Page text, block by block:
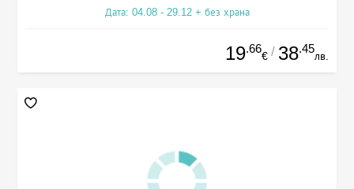
Дата: 04.08 - 29.12 + без храна
19.66
€ / 38.45
лв.